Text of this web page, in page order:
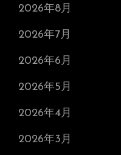
2026年8月
2026年7月
2026年6月
2026年5月
2026年4月
2026年3月